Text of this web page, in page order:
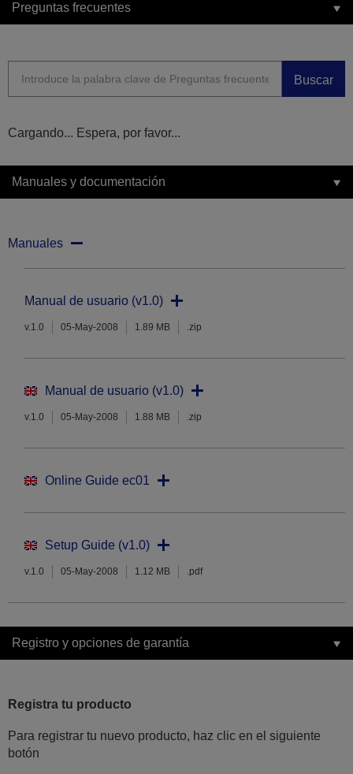
Preguntas frecuentes
Buscar
Cargando... Espera, por favor...
Manuales y documentación
Manuales
Manual de usuario (v1.0)
v.1.0 05-May-2008 1.89 MB .zip
Manual de usuario (v1.0)
v.1.0 05-May-2008 1.88 MB .zip
Online Guide ec01
Setup Guide (v1.0)
v.1.0 05-May-2008 1.12 MB .pdf
Registro y opciones de garantía
Registra tu producto
Para registrar tu nuevo producto, haz clic en el siguiente
botón